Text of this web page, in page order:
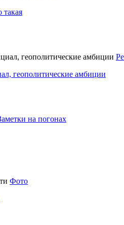
такая
геополитические амбиции
на погонах
Фото